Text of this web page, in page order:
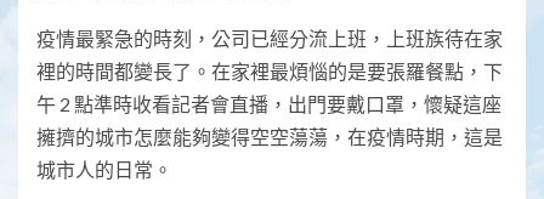
疫情最緊急的時刻，公司已經分流上班，上班族待在家
裡的時間都變長了。在家裡最煩惱的是要張羅餐點，下
午 2 點準時收看記者會直播，出門要戴口罩，懷疑這座
擁擠的城市怎麼能夠變得空空蕩蕩，在疫情時期，這是
城市人的日常。